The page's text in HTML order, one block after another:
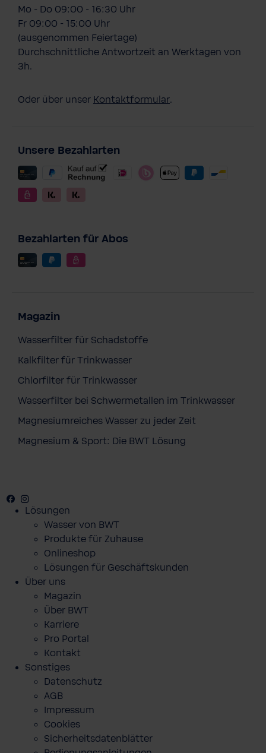
Mo - Do 09:00 - 16:30 Uhr
Fr 09:00 - 15:00 Uhr
(ausgenommen Feiertage)
Durchschnittliche Antwortzeit an Werktagen von
3h.
Oder über unser Kontaktformular.
Unsere Bezahlarten
Bezahlarten für Abos
Magazin
Wasserfilter für Schadstoffe
Kalkfilter für Trinkwasser
Chlorfilter für Trinkwasser
Wasserfilter bei Schwermetallen im Trinkwasser
Magnesiumreiches Wasser zu jeder Zeit
Magnesium & Sport: Die BWT Lösung
Facebook
Youtube
Lösungen
Wasser von BWT
Produkte für Zuhause
Onlineshop
Lösungen für Geschäftskunden
Über uns
Magazin
Über BWT
Karriere
Pro Portal
Kontakt
Sonstiges
Datenschutz
AGB
Impressum
Cookies
Sicherheitsdatenblätter